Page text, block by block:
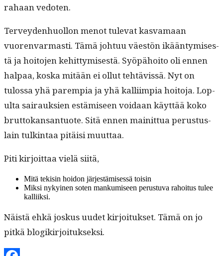
rahaan vedoten.
Ter­vey­den­huol­lon menot tule­vat kas­va­maan
vuoren­var­masti. Tämä johtuu väestön ikään­tymis­es­
tä ja hoito­jen kehit­tymis­es­tä. Syöpähoito oli ennen
hal­paa, kos­ka mitään ei ollut tehtävis­sä. Nyt on
tulos­sa yhä parem­pia ja yhä kalli­impia hoito­ja. Lop­
ul­ta sairauk­sien estämiseen voidaan käyt­tää koko
brut­tokansan­tuote. Sitä ennen mainit­tua perus­tus­
lain tulk­in­taa pitäisi muuttaa.
Piti kir­joit­taa vielä siitä,
Mitä tek­isin hoidon jär­jestämisessä toisin
Mik­si nykyi­nen soten manku­miseen perus­tu­va rahoi­tus tulee
kalliiksi.
Näistä ehkä joskus uudet kir­joituk­set. Tämä on jo
pitkä blogikirjoitukseksi.